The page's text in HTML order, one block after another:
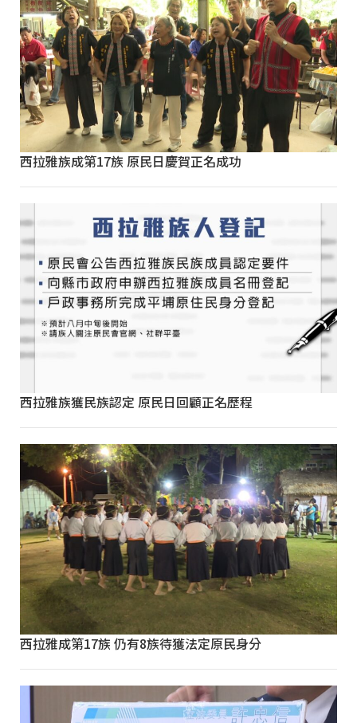
西拉雅族成第17族 原民日慶賀正名成功
西拉雅族獲民族認定 原民日回顧正名歷程
西拉雅成第17族 仍有8族待獲法定原民身分